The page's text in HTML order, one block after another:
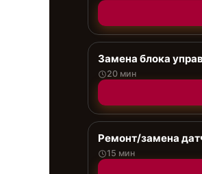
Замена блока
20 мин
Ремонт/замена
15 мин